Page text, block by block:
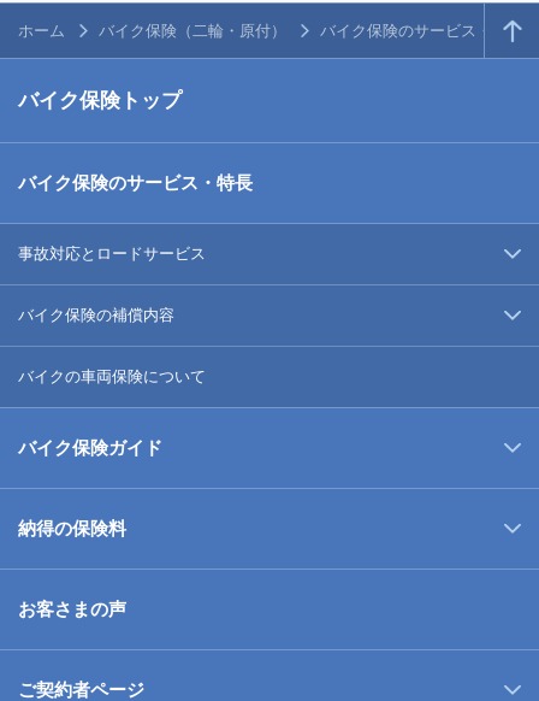
ホーム バイク保険（二輪・原付） バイク保険のサービス・特長
バイク保険トップ
バイク保険のサービス・特長
事故対応とロードサービス
バイク保険の補償内容
バイクの車両保険について
バイク保険ガイド
納得の保険料
お客さまの声
ご契約者ページ